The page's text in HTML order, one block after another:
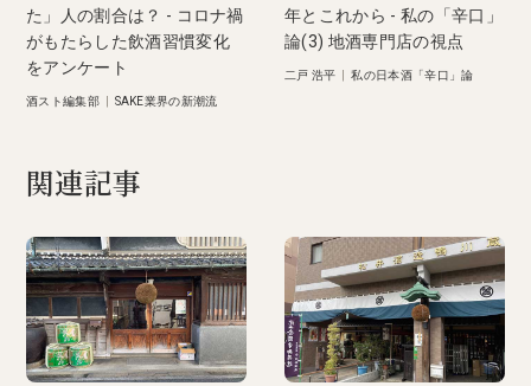
た」人の割合は？ - コロナ禍
がもたらした飲酒習慣変化
をアンケート
酒スト編集部| SAKE業界の新潮流
年とこれから - 私の「辛口」
論(3) 地酒専門店の視点
二戸 浩平 |私の日本酒「辛口」論
関連記事